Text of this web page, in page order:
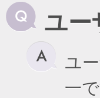
ユー
ユ
一で